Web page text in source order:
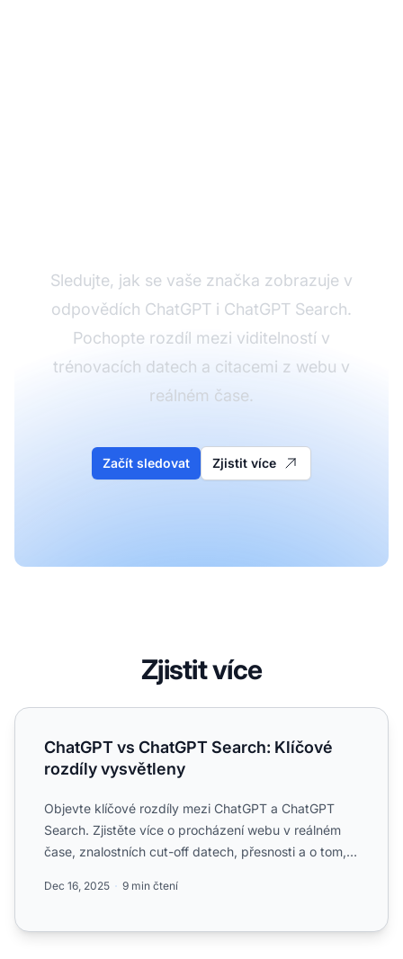
Sledujte, jak se vaše značka zobrazuje v
odpovědích ChatGPT i ChatGPT Search.
Pochopte rozdíl mezi viditelností v
trénovacích datech a citacemi z webu v
reálném čase.
Začít sledovat Zjistit více
Zjistit více
ChatGPT vs ChatGPT Search: Klíčové rozdíly vysvětleny
ChatGPT vs ChatGPT Search: Klíčové
rozdíly vysvětleny
Objevte klíčové rozdíly mezi ChatGPT a ChatGPT
Search. Zjistěte více o procházení webu v reálném
čase, znalostních cut-off datech, přesnosti a o tom,
Dec 16, 2025 9 min čtení